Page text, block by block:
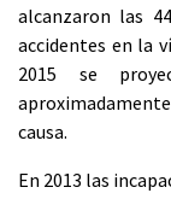
alcanzaron las
accidentes en la
2015 se
causa.
En 2013 las